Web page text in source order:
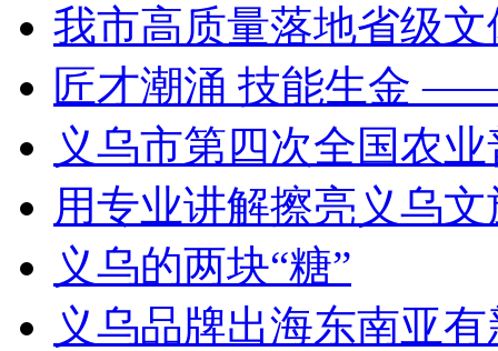
我市高质量落地省级
匠才潮涌 技能生金
义乌市第四次全国农
用专业讲解擦亮义乌
义乌的两块“糖”
义乌品牌出海东南亚